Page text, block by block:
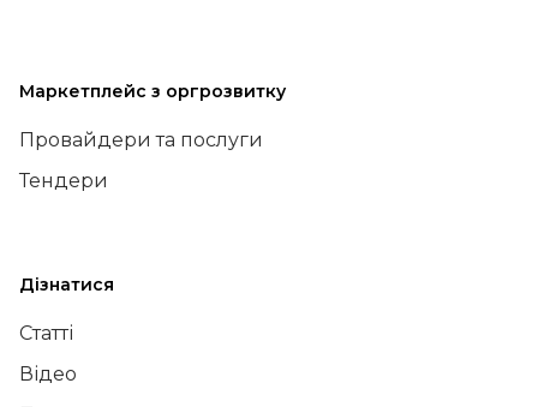
Маркетплейс з оргрозвитку
Провайдери та послуги
Тендери
Дізнатися
Статті
Відео